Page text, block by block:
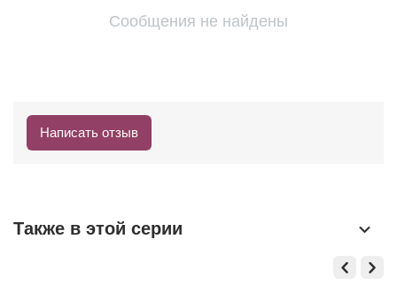
Сообщения не найдены
Написать отзыв
Также в этой серии